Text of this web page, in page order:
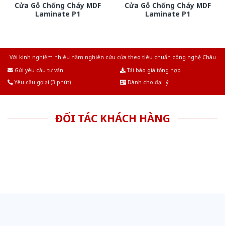
Cửa Gỗ Chống Cháy MDF
Laminate P1
Cửa Gỗ Chống Cháy MDF
Laminate P1
Với kinh nghiệm nhiêu năm nghiên cứu cửa theo tiêu chuẩn công nghệ Châu
Gửi yêu cầu tư vấn
Tải báo giá tổng hợp
Yêu cầu gọi lại (3 phút)
Dành cho đại lý
ĐỐI TÁC KHÁCH HÀNG